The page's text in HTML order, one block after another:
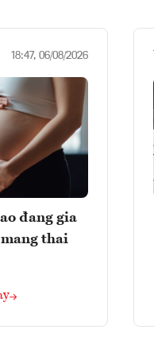
18:47, 06/08/2026
đang gia
thai